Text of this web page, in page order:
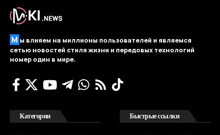
М ы влияем на миллионы пользователей и являемся
сетью новостей стиля жизни и передовых технологий
номер один в мире.
Категории Быстрые ссылки